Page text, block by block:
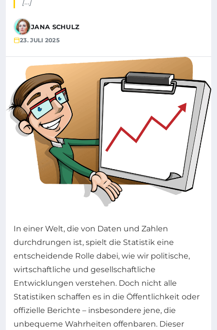
JANA SCHULZ
23. JULI 2025
In einer Welt, die von Daten und Zahlen
durchdrungen ist, spielt die Statistik eine
entscheidende Rolle dabei, wie wir politische,
wirtschaftliche und gesellschaftliche
Entwicklungen verstehen. Doch nicht alle
Statistiken schaffen es in die Öffentlichkeit oder
offizielle Berichte – insbesondere jene, die
unbequeme Wahrheiten offenbaren. Dieser